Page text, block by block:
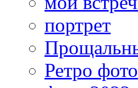
портрет
Ретро фото